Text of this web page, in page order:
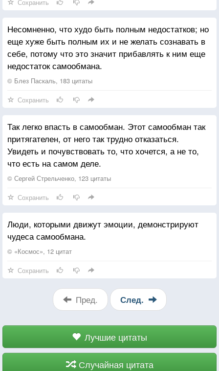
Сохранить
Несомненно, что худо быть полным недостатков; но
еще хуже быть полным их и не желать сознавать в
себе, потому что это значит прибавлять к ним еще
недостаток самообмана.
© Блез Паскаль, 183 цитаты
Сохранить
Так легко впасть в самообман. Этот самообман так
притягателен, от него так трудно отказаться.
Увидеть и почувствовать то, что хочется, а не то,
что есть на самом деле.
© Сергей Стрельченко, 123 цитаты
Сохранить
Люди, которыми движут эмоции, демонстрируют
чудеса самообмана.
© «Космос», 12 цитат
Сохранить
Пред. След.
Лучшие цитаты
Случайная цитата